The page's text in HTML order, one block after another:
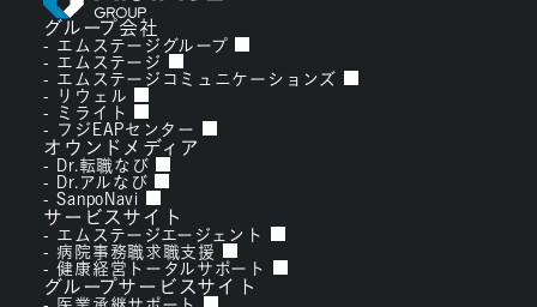
グループ会社
エムステージグループ
エムステージ
エムステージコミュニケーションズ
リウェル
ミライト
フジEAPセンター
オウンドメディア
Dr.転職なび
Dr.アルなび
SanpoNavi
サービスサイト
エムステージエージェント
病院事務職求職支援
健康経営トータルサポート
グループサービスサイト